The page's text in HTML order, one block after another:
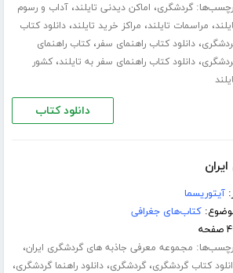
گردشگری، اماکن دیدنی تایلند،آداب و رسوم
، مراسمات تایلند، مراکز خرید تایلند،دانلود کتاب
،دانلود کتاب راهنمای سفر،کتاب راهنمای
،دانلود کتاب راهنمای سفر به تایلند،کشور
دانلود کتاب
آیتوریسما
کتاب‌های جغرافی
مجموعه معرفی جاذبه های گردشگری ایران،
کتاب گردشگری،گردشگری،دانلود راهنما گردشگری،